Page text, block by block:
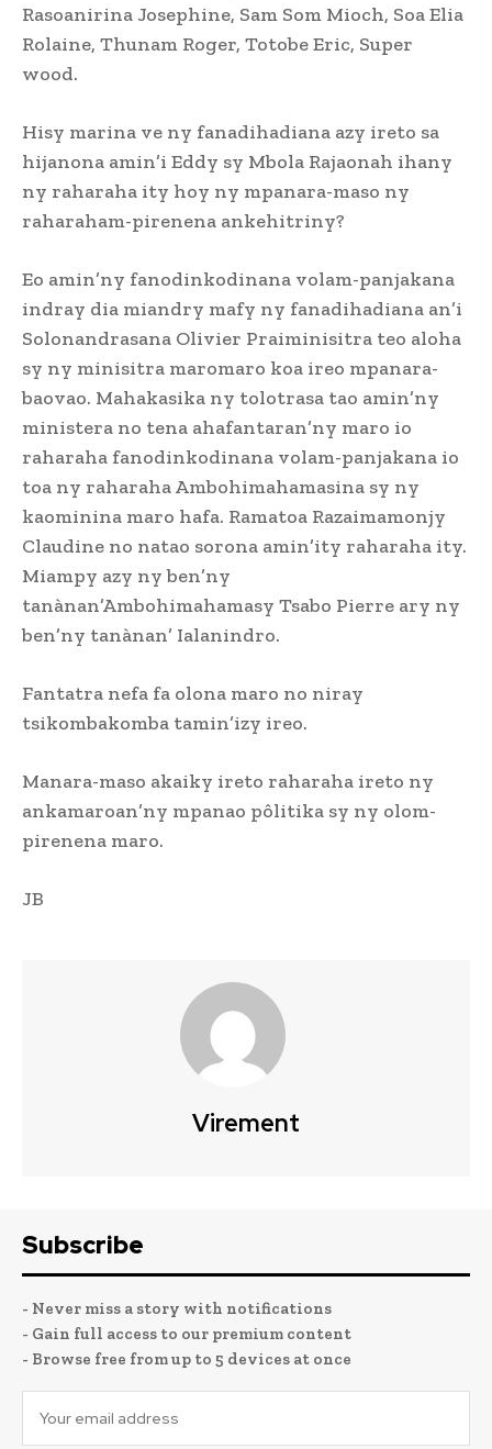
Rasoanirina Josephine, Sam Som Mioch, Soa Elia
Rolaine, Thunam Roger, Totobe Eric, Super
wood.
Hisy marina ve ny fanadihadiana azy ireto sa
hijanona amin’i Eddy sy Mbola Rajaonah ihany
ny raharaha ity hoy ny mpanara-maso ny
raharaham-pirenena ankehitriny?
Eo amin’ny fanodinkodinana volam-panjakana
indray dia miandry mafy ny fanadihadiana an’i
Solonandrasana Olivier Praiminisitra teo aloha
sy ny minisitra maromaro koa ireo mpanara-
baovao. Mahakasika ny tolotrasa tao amin’ny
ministera no tena ahafantaran’ny maro io
raharaha fanodinkodinana volam-panjakana io
toa ny raharaha Ambohimahamasina sy ny
kaominina maro hafa. Ramatoa Razaimamonjy
Claudine no natao sorona amin’ity raharaha ity.
Miampy azy ny ben’ny
tanànan’Ambohimahamasy Tsabo Pierre ary ny
ben’ny tanànan’ Ialanindro.
Fantatra nefa fa olona maro no niray
tsikombakomba tamin’izy ireo.
Manara-maso akaiky ireto raharaha ireto ny
ankamaroan’ny mpanao pôlitika sy ny olom-
pirenena maro.
JB
Virement
Subscribe
- Never miss a story with notifications
- Gain full access to our premium content
- Browse free from up to 5 devices at once